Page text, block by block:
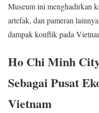
Museum ini menghadirkan
artefak, dan pameran
dampak konflik pada
Ho Chi Minh
Sebagai Pusat
Vietnam